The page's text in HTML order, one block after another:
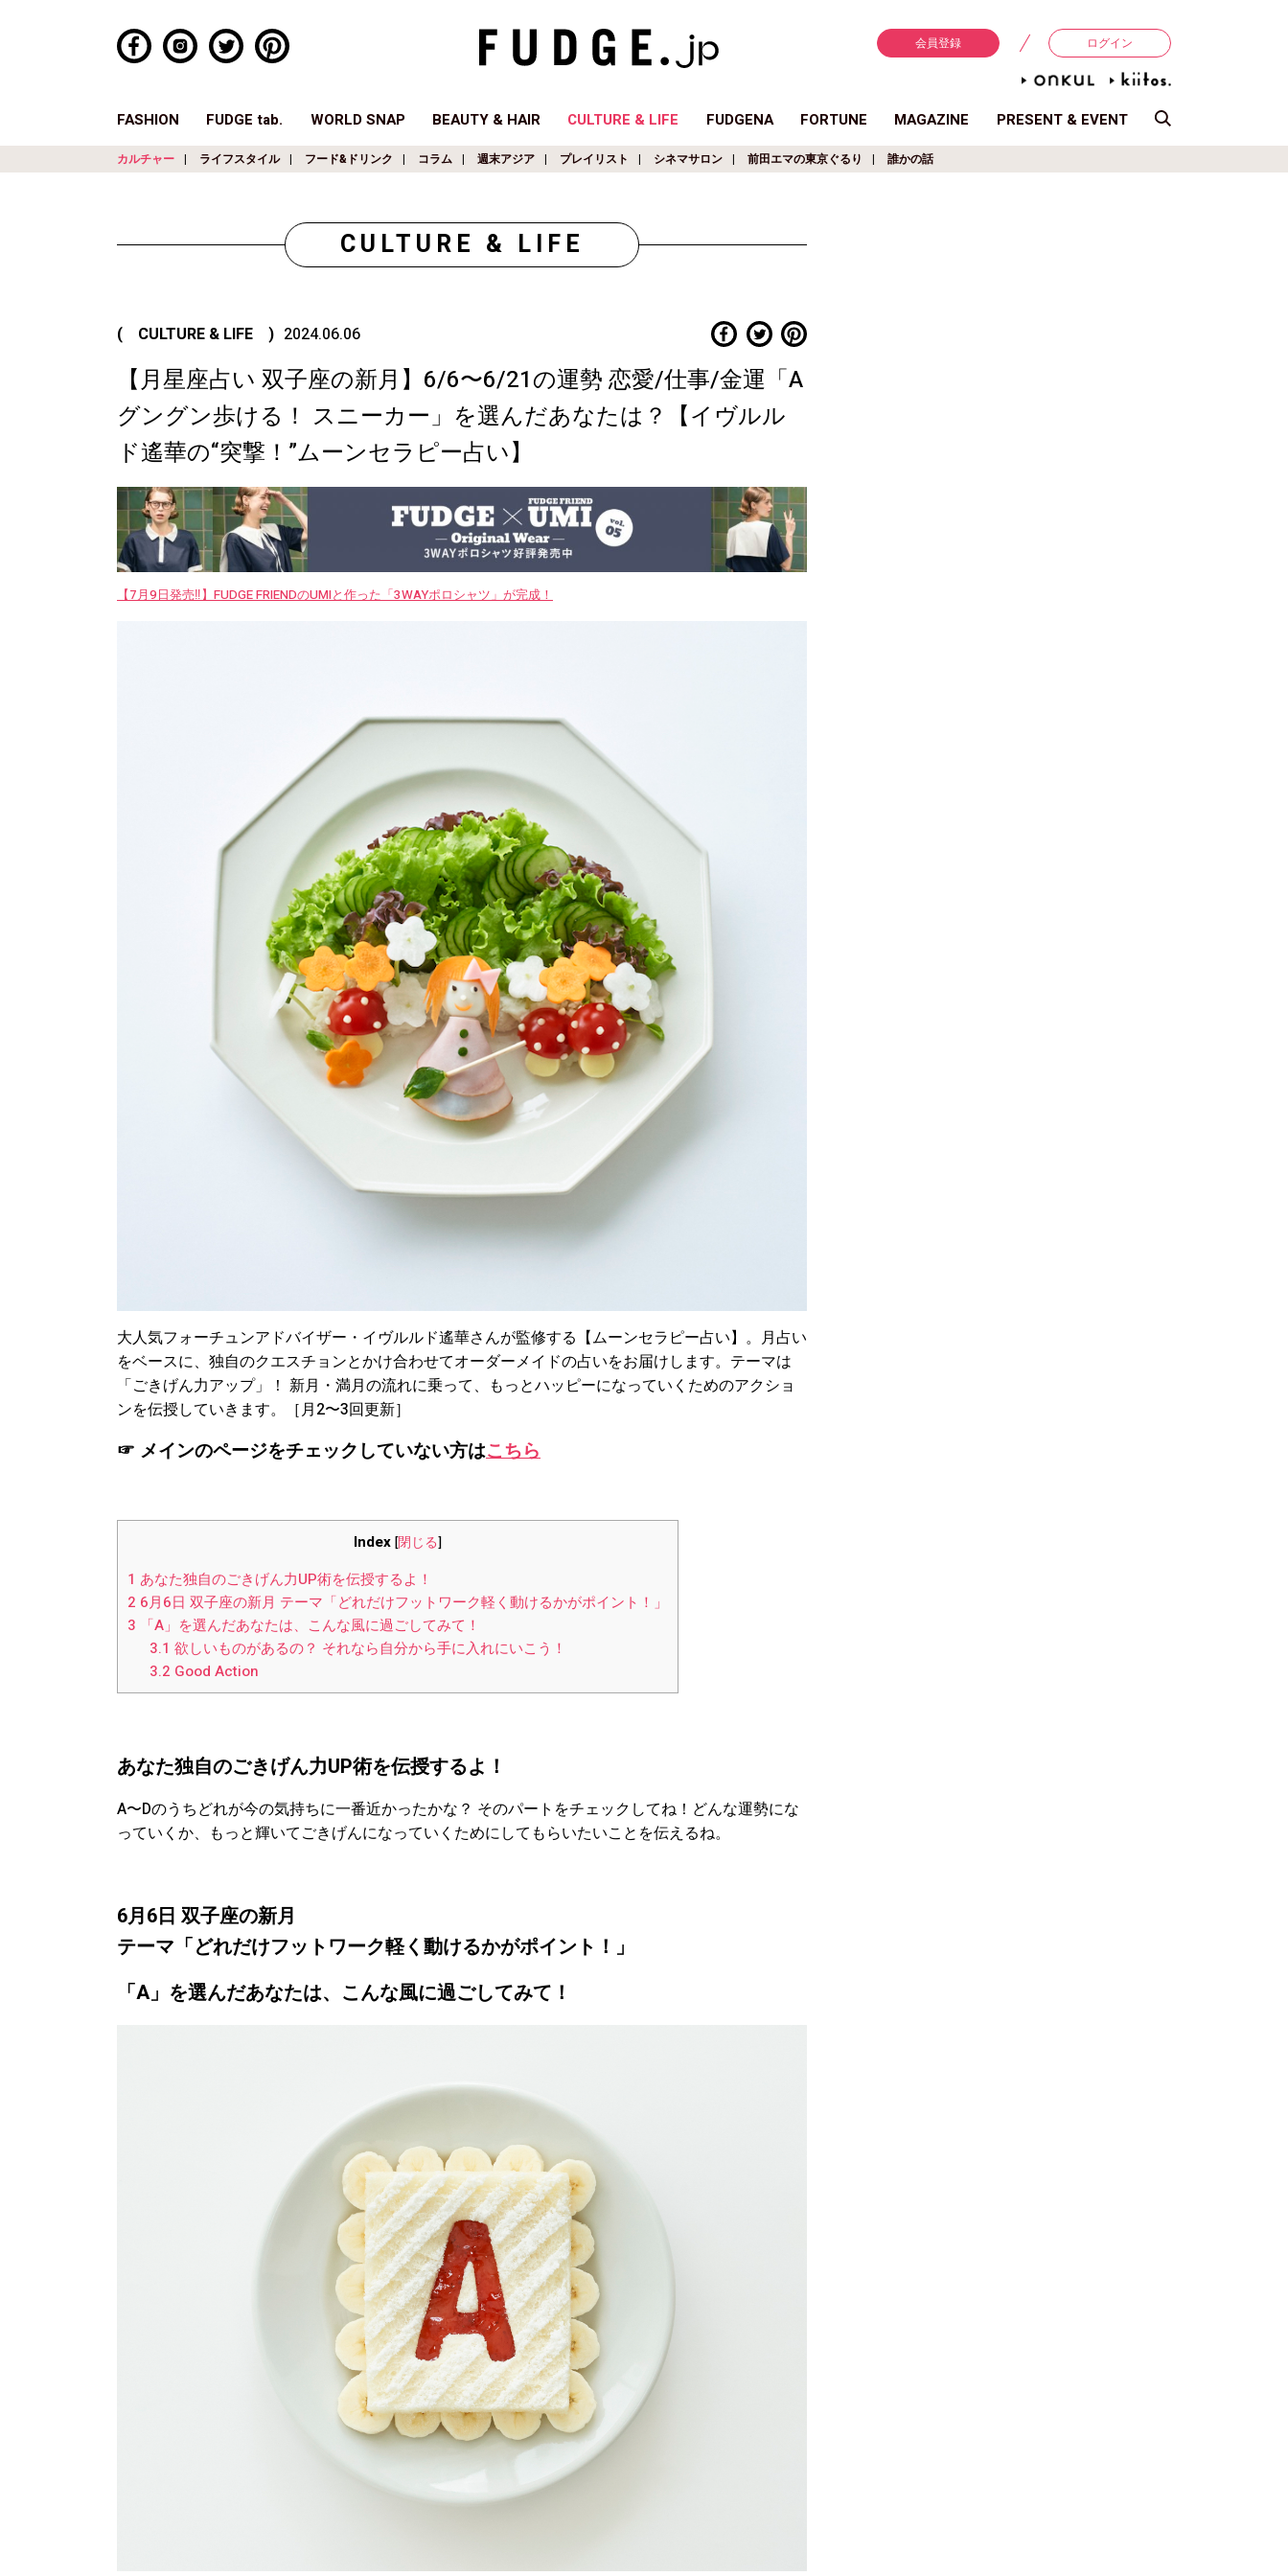
会員登録 ログイン
FASHION FUDGE tab. WORLD SNAP BEAUTY & HAIR CULTURE & LIFE FUDGENA FORTUNE MAGAZINE PRESENT & EVENT
カルチャー ライフスタイル フード&ドリンク コラム 週末アジア プレイリスト シネマサロン 前田エマの東京ぐるり 誰かの話
CULTURE & LIFE
( CULTURE & LIFE ) 2024.06.06
【月星座占い 双子座の新月】6/6〜6/21の運勢 恋愛/仕事/金運「A
グングン歩ける！ スニーカー」を選んだあなたは？【イヴルル
ド遙華の“突撃！”ムーンセラピー占い】
【7月9日発売‼︎】FUDGE FRIENDのUMIと作った「3WAYポロシャツ」が完成！
大人気フォーチュンアドバイザー・イヴルルド遙華さんが監修する【ムーンセラピー占い】。月占い
をベースに、独自のクエスチョンとかけ合わせてオーダーメイドの占いをお届けします。テーマは
「ごきげん力アップ」！ 新月・満月の流れに乗って、もっとハッピーになっていくためのアクショ
ンを伝授していきます。［月2〜3回更新］
☞ メインのページをチェックしていない方はこちら
Index [閉じる]
1 あなた独自のごきげん力UP術を伝授するよ！
2 6月6日 双子座の新月 テーマ「どれだけフットワーク軽く動けるかがポイント！」
3 「A」を選んだあなたは、こんな風に過ごしてみて！
3.1 欲しいものがあるの？ それなら自分から手に入れにいこう！
3.2 Good Action
あなた独自のごきげん力UP術を伝授するよ！
A〜Dのうちどれが今の気持ちに一番近かったかな？ そのパートをチェックしてね！どんな運勢にな
っていくか、もっと輝いてごきげんになっていくためにしてもらいたいことを伝えるね。
6月6日 双子座の新月
テーマ「どれだけフットワーク軽く動けるかがポイント！」
「A」を選んだあなたは、こんな風に過ごしてみて！